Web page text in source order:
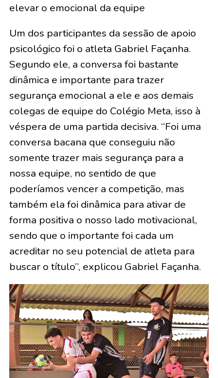
elevar o emocional da equipe
Um dos participantes da sessão de apoio
psicológico foi o atleta Gabriel Façanha.
Segundo ele, a conversa foi bastante
dinâmica e importante para trazer
segurança emocional a ele e aos demais
colegas de equipe do Colégio Meta, isso à
véspera de uma partida decisiva. “Foi uma
conversa bacana que conseguiu não
somente trazer mais segurança para a
nossa equipe, no sentido de que
poderíamos vencer a competição, mas
também ela foi dinâmica para ativar de
forma positiva o nosso lado motivacional,
sendo que o importante foi cada um
acreditar no seu potencial de atleta para
buscar o título”, explicou Gabriel Façanha.